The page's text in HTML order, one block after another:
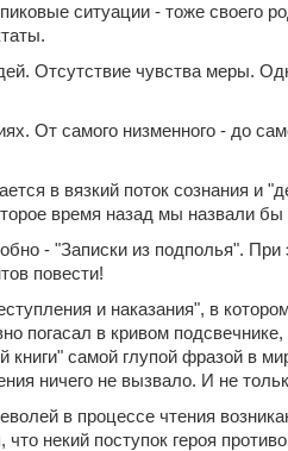
ситуации - тоже своего
Отсутствие чувства меры.
От самого низменного - до
в вязкий поток сознания и
время назад мы назвали
- "Записки из подполья".
повести!
и наказания", в
погасал в кривом
самой глупой фразой в
ничего не вызвало. И не
в процессе чтения
некий поступок героя